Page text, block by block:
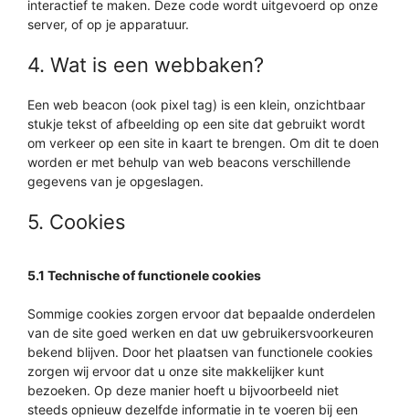
interactief te maken. Deze code wordt uitgevoerd op onze
server, of op je apparatuur.
4. Wat is een webbaken?
Een web beacon (ook pixel tag) is een klein, onzichtbaar
stukje tekst of afbeelding op een site dat gebruikt wordt
om verkeer op een site in kaart te brengen. Om dit te doen
worden er met behulp van web beacons verschillende
gegevens van je opgeslagen.
5. Cookies
5.1 Technische of functionele cookies
Sommige cookies zorgen ervoor dat bepaalde onderdelen
van de site goed werken en dat uw gebruikersvoorkeuren
bekend blijven. Door het plaatsen van functionele cookies
zorgen wij ervoor dat u onze site makkelijker kunt
bezoeken. Op deze manier hoeft u bijvoorbeeld niet
steeds opnieuw dezelfde informatie in te voeren bij een